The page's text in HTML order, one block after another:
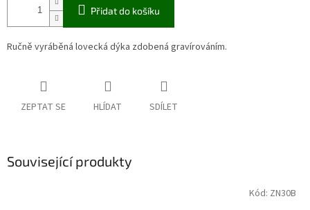
Přidat do košíku
Ručně vyráběná lovecká dýka zdobená gravírováním.
ZEPTAT SE HLÍDAT SDÍLET
Související produkty
Kód: ZN30B